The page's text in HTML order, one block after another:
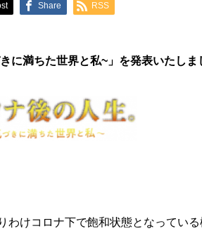
Share RSS
に満ちた世界と私~」を発表いたしま
けコロナ下で飽和状態となっている